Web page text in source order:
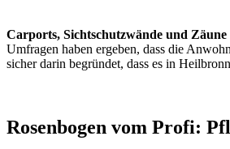
Carports, Sichtschutzwände und
Umfragen haben ergeben, dass die
sicher darin begründet, dass es in
Rosenbogen vom Profi: